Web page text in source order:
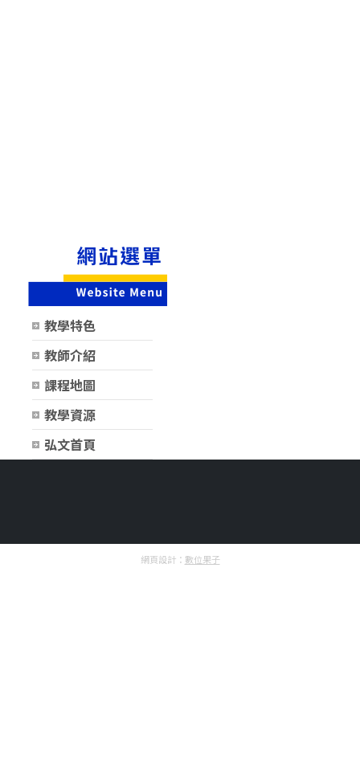
教學特色
教師介紹
課程地圖
教學資源
弘文首頁
網頁設計： 數位果子